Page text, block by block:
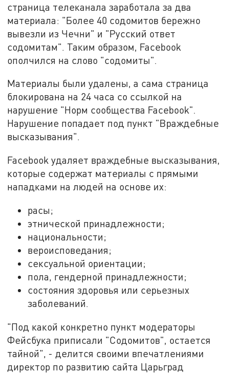
страница телеканала заработала за два
материала: "Более 40 содомитов бережно
вывезли из Чечни" и "Русский ответ
содомитам". Таким образом, Facebook
ополчился на слово "содомиты".
Материалы были удалены, а сама страница
блокирована на 24 часа со ссылкой на
нарушение "Норм сообщества Facebook".
Нарушение попадает под пункт "Враждебные
высказывания".
Facebook удаляет враждебные высказывания,
которые содержат материалы с прямыми
нападками на людей на основе их:
расы;
этнической принадлежности;
национальности;
вероисповедания;
сексуальной ориентации;
пола, гендерной принадлежности;
состояния здоровья или серьезных
заболеваний.
"Под какой конкретно пункт модераторы
Фейсбука приписали "Содомитов", остается
тайной", - делится своими впечатлениями
директор по развитию сайта Царьград